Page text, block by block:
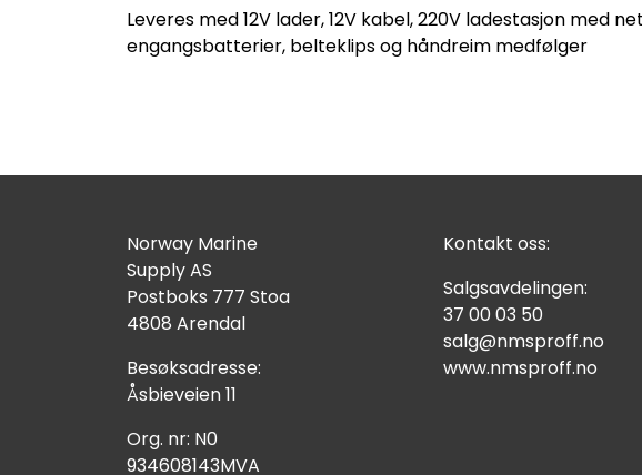
Leveres med 12V lader, 12V kabel, 220V ladestasjon
engangsbatterier, belteklips og håndreim medfølger
Norway Marine
Supply AS
Postboks 777 Stoa
4808 Arendal
Besøksadresse:
Åsbieveien 11
Org. nr: N0
934608143MVA
Kontakt oss:
Salgsavdelingen:
37 00 03 50
salg@nmsproff.no
www.nmsproff.no